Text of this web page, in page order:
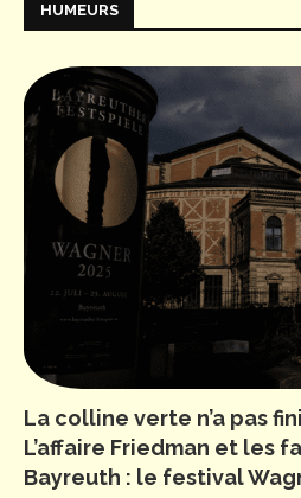
HUMEURS
La colline verte n’a pas
L’affaire Friedman et les
Bayreuth : le festival